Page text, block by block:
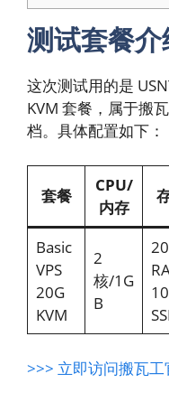
测试套餐介
这次测试用的是
KVM 套餐，属于搬
档。具体配置如下：
套餐
CPU/
内存
Basic
VPS
20G
KVM
2
核/1G
B
10
>>> 立即访问搬瓦工